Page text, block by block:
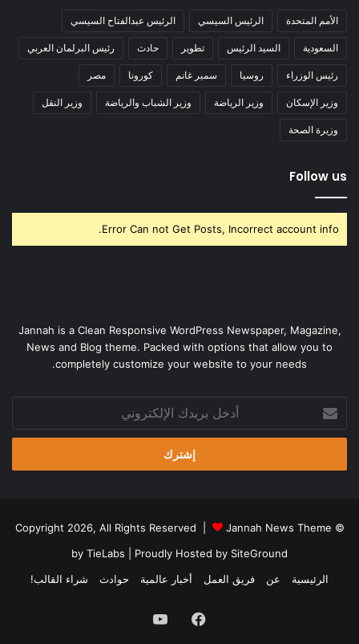
الأمم المتحدة الرئيس السيسي الرئيس عبدالفتاح السيسي
السعودية السيد الرئيس تطوير حادث رئيس البرلمان العربي
رئيس الوزراء روسيا سمير غانم كورونا مصر
وزير الإسكان وزير الرياضة وزير الشباب والرياضة وزير النقل
وزيرة الصحة
Follow us
Error Can not Get Posts, Incorrect account info.
Jannah is a Clean Responsive WordPress Newspaper, Magazine,
News and Blog theme. Packed with options that allow you to
completely customize your website to your needs.
بريدك
الإلكتروني
© Copyright 2026, All Rights Reserved |
Jannah News Theme
by TieLabs | Proudly Hosted by SiteGround
الرئيسية
عن فريق العمل أخبار عالمية حوادث شراء القالب!
فيسبوك